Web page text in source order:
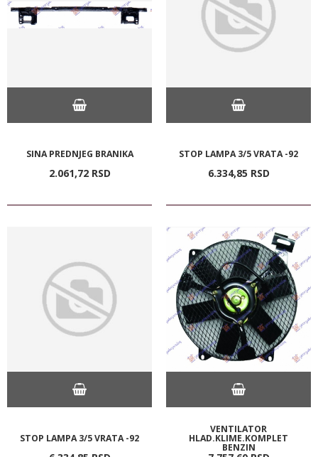
SINA PREDNJEG BRANIKA
2.061,72 RSD
STOP LAMPA 3/5 VRATA -92
6.334,85 RSD
STOP LAMPA 3/5 VRATA -92
VENTILATOR
HLAD.KLIME.KOMPLET
BENZIN